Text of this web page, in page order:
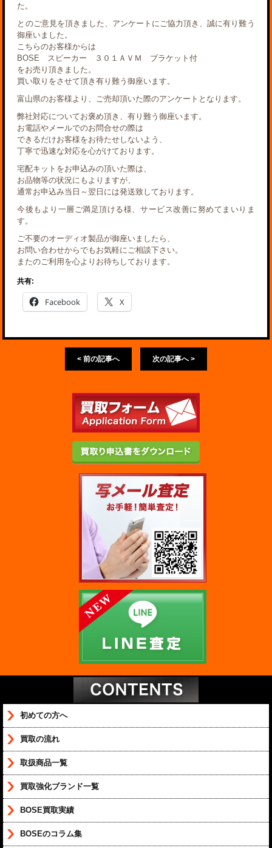
た。
とのご意見を頂きました、アンケートにご協力頂き、誠に有り難う
御座いました。
こちらのお客様からは
BOSE スピーカー ３０１ＡＶＭ ブラケット付
をお売り頂きました。
買い取りをさせて頂き有り難う御座います。
富山県のお客様より、ご売却頂いた際のアンケートとなります。
弊社対応についてお褒め頂き、有り難う御座います。
お電話やメールでのお問合せの際は
できるだけお客様をお待たせしないよう、
丁寧で迅速な対応を心がけております。
宅配キットをお申込みの頂いた際は、
お品物等の状況にもよりますが、
通常お申込み当日～翌日には発送致しております。
今後もより一層ご満足頂ける様、サービス改善に努めてまいりま
す。
ご不要のオーディオ製品が御座いましたら、
お問い合わせからでもお気軽にご相談下さい。
またのご利用を心よりお待ちしております。
共有:
Facebook X
< 前の記事へ 次の記事へ >
初めての方へ
買取の流れ
取扱商品一覧
買取強化ブランド一覧
BOSE買取実績
BOSEのコラム集